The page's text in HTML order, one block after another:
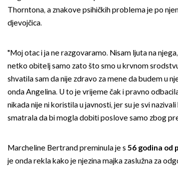
Thorntona, a znakove psihičkih problema je po
djevojčica.
"Moj otac i ja ne razgovaramo. Nisam ljuta na
netko obitelj samo zato što smo u krvnom
shvatila sam da nije zdravo za mene da budem u
onda Angelina. U to je vrijeme čak i pravno
nikada nije ni koristila u javnosti, jer su je svi
smatrala da bi mogla dobiti poslove samo zbog
Marcheline Bertrand preminula je s 56 godina od
je onda rekla kako je njezina majka zaslužna za